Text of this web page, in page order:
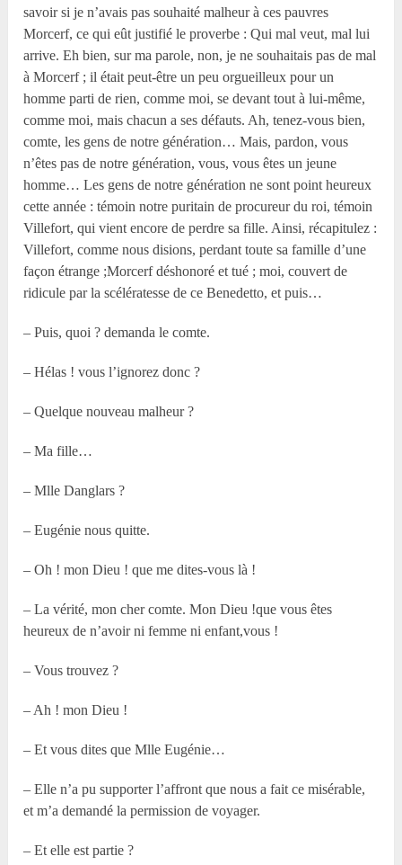
savoir si je n’avais pas souhaité malheur à ces pauvres
Morcerf, ce qui eût justifié le proverbe : Qui mal veut, mal lui
arrive. Eh bien, sur ma parole, non, je ne souhaitais pas de mal
à Morcerf ; il était peut-être un peu orgueilleux pour un
homme parti de rien, comme moi, se devant tout à lui-même,
comme moi, mais chacun a ses défauts. Ah, tenez-vous bien,
comte, les gens de notre génération… Mais, pardon, vous
n’êtes pas de notre génération, vous, vous êtes un jeune
homme… Les gens de notre génération ne sont point heureux
cette année : témoin notre puritain de procureur du roi, témoin
Villefort, qui vient encore de perdre sa fille. Ainsi, récapitulez :
Villefort, comme nous disions, perdant toute sa famille d’une
façon étrange ;Morcerf déshonoré et tué ; moi, couvert de
ridicule par la scélératesse de ce Benedetto, et puis…
– Puis, quoi ? demanda le comte.
– Hélas ! vous l’ignorez donc ?
– Quelque nouveau malheur ?
– Ma fille…
– Mlle Danglars ?
– Eugénie nous quitte.
– Oh ! mon Dieu ! que me dites-vous là !
– La vérité, mon cher comte. Mon Dieu !que vous êtes
heureux de n’avoir ni femme ni enfant,vous !
– Vous trouvez ?
– Ah ! mon Dieu !
– Et vous dites que Mlle Eugénie…
– Elle n’a pu supporter l’affront que nous a fait ce misérable,
et m’a demandé la permission de voyager.
– Et elle est partie ?